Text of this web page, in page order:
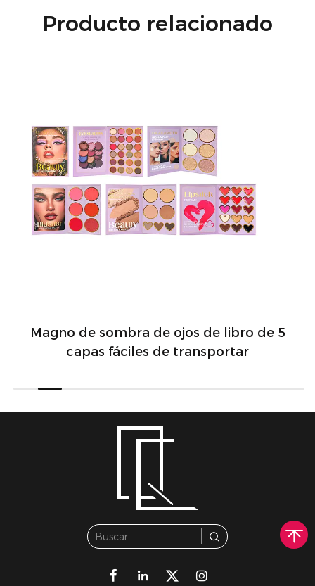
Producto relacionado
Magno de sombra de ojos de libro de 5
capas fáciles de transportar